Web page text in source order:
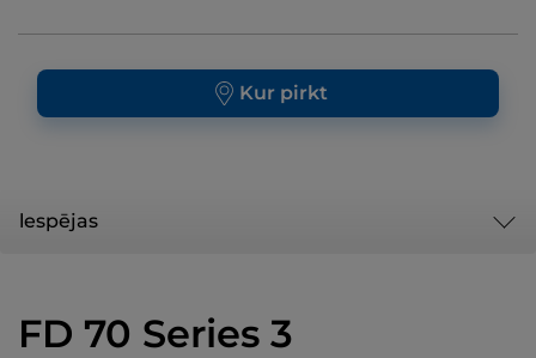
Kur pirkt
lespējas
FD 70 Series 3